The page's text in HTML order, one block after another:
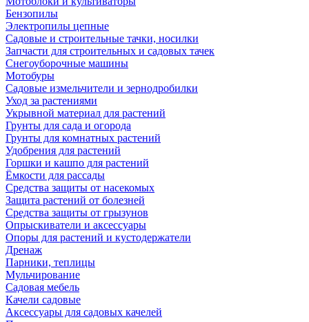
Бензопилы
Электропилы цепные
Садовые и строительные тачки, носилки
Запчасти для строительных и садовых тачек
Снегоуборочные машины
Мотобуры
Садовые измельчители и зернодробилки
Уход за растениями
Укрывной материал для растений
Грунты для сада и огорода
Грунты для комнатных растений
Удобрения для растений
Горшки и кашпо для растений
Ёмкости для рассады
Средства защиты от насекомых
Защита растений от болезней
Средства защиты от грызунов
Опрыскиватели и аксессуары
Опоры для растений и кустодержатели
Дренаж
Парники, теплицы
Мульчирование
Садовая мебель
Качели садовые
Аксессуары для садовых качелей